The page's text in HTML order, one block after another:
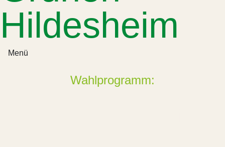
Hildesheim
Menü
Wahlprogramm: